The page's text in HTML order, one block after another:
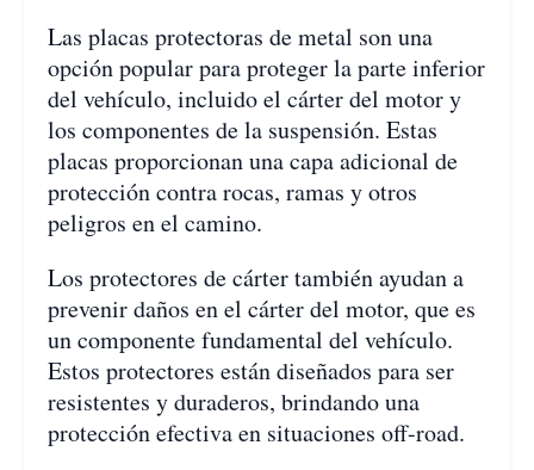
Las placas protectoras de metal son una
opción popular para proteger la parte inferior
del vehículo, incluido el cárter del motor y
los componentes de la suspensión. Estas
placas proporcionan una capa adicional de
protección contra rocas, ramas y otros
peligros en el camino.
Los protectores de cárter también ayudan a
prevenir daños en el cárter del motor, que es
un componente fundamental del vehículo.
Estos protectores están diseñados para ser
resistentes y duraderos, brindando una
protección efectiva en situaciones off-road.